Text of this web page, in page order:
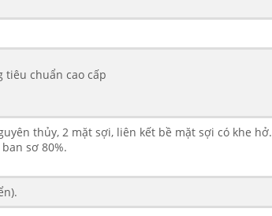
tiêu chuẩn cao cấp
thủy, 2 mặt sợi, liên kết bề mặt sợi có khe hở.
sơ 80%.